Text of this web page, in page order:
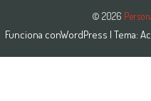
© 2026
Funciona conWordPress | Tema: